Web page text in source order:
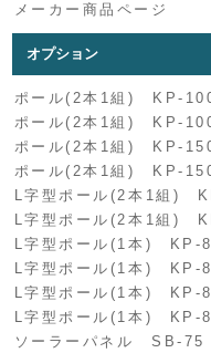
メーカー商品ページ
オプション
ポール(2本1組) KP-
ポール(2本1組) KP-
ポール(2本1組) KP-
ポール(2本1組) KP-
L字型ポール(2本1組)
L字型ポール(2本1組)
L字型ポール(1本) KP-
L字型ポール(1本) KP-
L字型ポール(1本) KP-
L字型ポール(1本) KP-
ソーラーパネル SB-75